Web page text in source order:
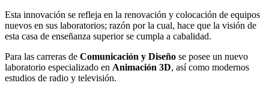
Esta innovación se refleja en la renovación y colocación de equipos
nuevos en sus laboratorios; razón por la cual, hace que la visión de
esta casa de enseñanza superior se cumpla a cabalidad.
Para las carreras de Comunicación y Diseño se posee un nuevo
laboratorio especializado en Animación 3D, así como modernos
estudios de radio y televisión.